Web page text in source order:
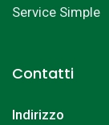
Service Simple
Contatti
Indirizzo